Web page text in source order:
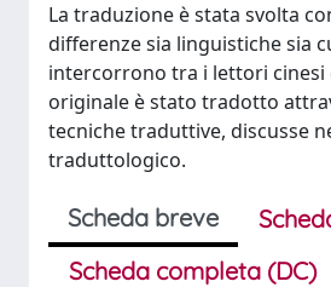
La traduzione è stata svolta
differenze sia linguistiche sia
intercorrono tra i lettori cinesi
originale è stato tradotto
tecniche traduttive, discusse
traduttologico.
Scheda breve
Scheda completa (DC)